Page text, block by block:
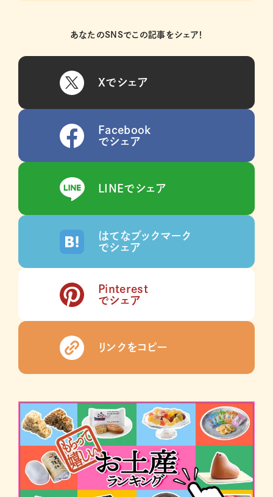
あなたのSNSでこの記事をシェア！
Xでシェア
Facebook
でシェア
LINEでシェア
はてなブックマーク
でシェア
Pinterest
でシェア
リンクをコピー